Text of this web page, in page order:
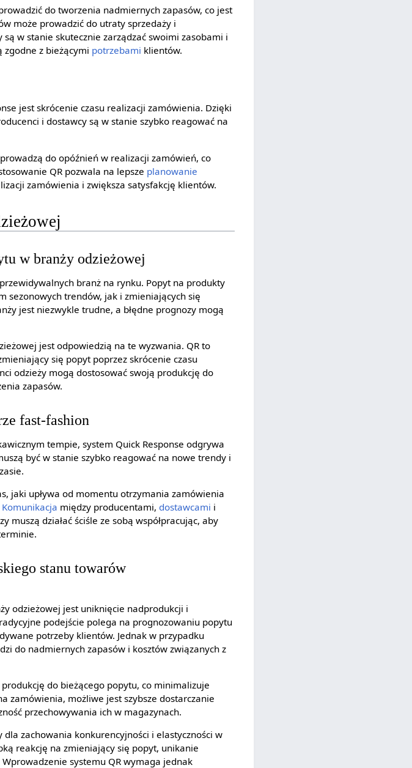
do tworzenia nadmiernych zapasów, co jest
może prowadzić do utraty sprzedaży i
w stanie skutecznie zarządzać swoimi zasobami i
z bieżącymi potrzebami klientów.
jest skrócenie czasu realizacji zamówienia. Dzięki
i dostawcy są w stanie szybko reagować na
do opóźnień w realizacji zamówień, co
QR pozwala na lepsze planowanie
zamówienia i zwiększa satysfakcję klientów.
w branży odzieżowej
branż na rynku. Popyt na produkty
sezonowych trendów, jak i zmieniających się
jest niezwykle trudne, a błędne prognozy mogą
jest odpowiedzią na te wyzwania. QR to
się popyt poprzez skrócenie czasu
odzieży mogą dostosować swoją produkcję do
zapasów.
fast-fashion
tempie, system Quick Response odgrywa
być w stanie szybko reagować na nowe trendy i
jaki upływa od momentu otrzymania zamówienia
Komunikacja między producentami, dostawcami i
działać ściśle ze sobą współpracując, aby
stanu towarów
odzieżowej jest uniknięcie nadprodukcji i
podejście polega na prognozowaniu popytu
potrzeby klientów. Jednak w przypadku
do nadmiernych zapasów i kosztów związanych z
do bieżącego popytu, co minimalizuje
zamówienia, możliwe jest szybsze dostarczanie
przechowywania ich w magazynach.
zachowania konkurencyjności i elastyczności w
reakcję na zmieniający się popyt, unikanie
systemu QR wymaga jednak